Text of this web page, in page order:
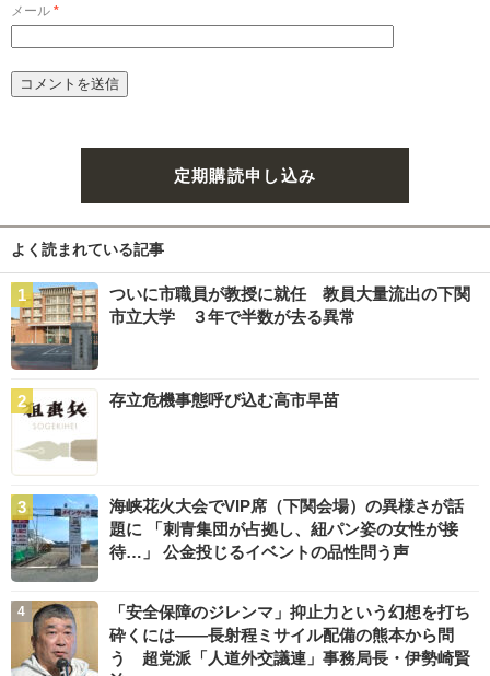
メール *
定期購読申し込み
よく読まれている記事
ついに市職員が教授に就任 教員大量流出の下関
市立大学 ３年で半数が去る異常
存立危機事態呼び込む高市早苗
海峡花火大会でVIP席（下関会場）の異様さが話
題に 「刺青集団が占拠し、紐パン姿の女性が接
待…」 公金投じるイベントの品性問う声
「安全保障のジレンマ」抑止力という幻想を打ち
砕くには――長射程ミサイル配備の熊本から問
う 超党派「人道外交議連」事務局長・伊勢崎賢